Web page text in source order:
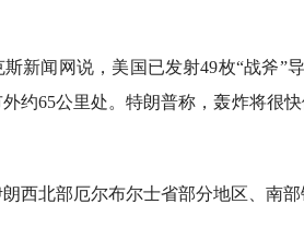
新闻网说，美国已发射49枚“战斧”
约65公里处。特朗普称，轰炸将很
西北部厄尔布尔士省部分地区、南